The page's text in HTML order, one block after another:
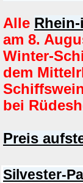
Alle
am 8.
Winter-
dem
bei
Preis
Silvester-